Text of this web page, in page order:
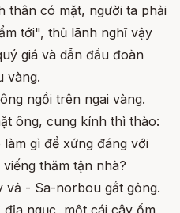
thân có mặt, người ta phải
tới", thủ lãnh nghĩ vậy
giá và dẫn đầu đoàn
vàng.
ngồi trên ngai vàng.
ông, cung kính thì thào:
gì để xứng đáng với
thăm tận nhà?
vả - Sa-norbou gắt gỏng.